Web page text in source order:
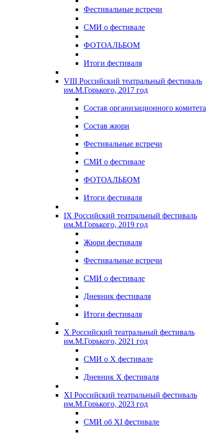
Фестивальные встречи
СМИ о фестивале
ФОТОАЛЬБОМ
Итоги фестиваля
VIII Российский театральный фестиваль
им.М.Горького, 2017 год
Состав организационного комитета
Состав жюри
Фестивальные встречи
СМИ о фестивале
ФОТОАЛЬБОМ
Итоги фестиваля
IX Российский театральный фестиваль
им.М.Горького, 2019 год
Жюри фестиваля
Фестивальные встречи
СМИ о фестивале
Дневник фестиваля
Итоги фестиваля
X Российский театральный фестиваль
им.М.Горького, 2021 год
СМИ о X фестивале
Дневник X фестиваля
XI Российский театральный фестиваль
им.М.Горького, 2023 год
СМИ об XI фестивале